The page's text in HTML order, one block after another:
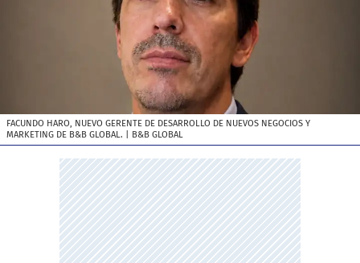
FACUNDO HARO, NUEVO GERENTE DE DESARROLLO DE NUEVOS NEGOCIOS Y
MARKETING DE B&B GLOBAL. | B&B GLOBAL